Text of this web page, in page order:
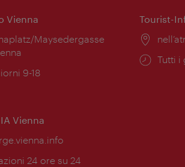
Vienna
Maysedergasse
9-18
Tourist-
Orari
Tutti i
Vienna
24 ore su 24